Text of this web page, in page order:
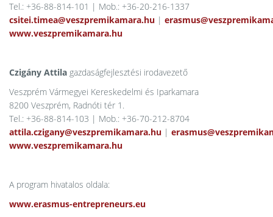
Tel.: +36-88-814-101 | Mob.: +36-20-216-1337
csitei.timea@veszpremikamara.hu |
www.veszpremikamara.hu
Czigány Attila gazdaságfejlesztési irodavezető
Veszprém Vármegyei Kereskedelmi és Iparkamara
8200 Veszprém, Radnóti tér 1.
Tel.: +36-88-814-103 | Mob.: +36-70-212-8704
attila.czigany@veszpremikamara.hu |
www.veszpremikamara.hu
A program hivatalos oldala:
www.erasmus-entrepreneurs.eu